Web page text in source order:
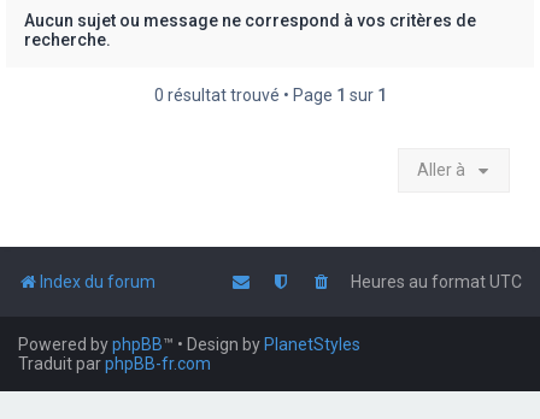
Aucun sujet ou message ne correspond à vos critères de
recherche.
0 résultat trouvé • Page 1 sur 1
Aller à
Index du forum Heures au formatUTC
Powered byphpBB™ • Design by PlanetStyles
Traduit parphpBB-fr.com